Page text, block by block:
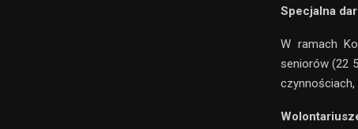
Specjalna
W ramach
seniorów (22
czynnościach,